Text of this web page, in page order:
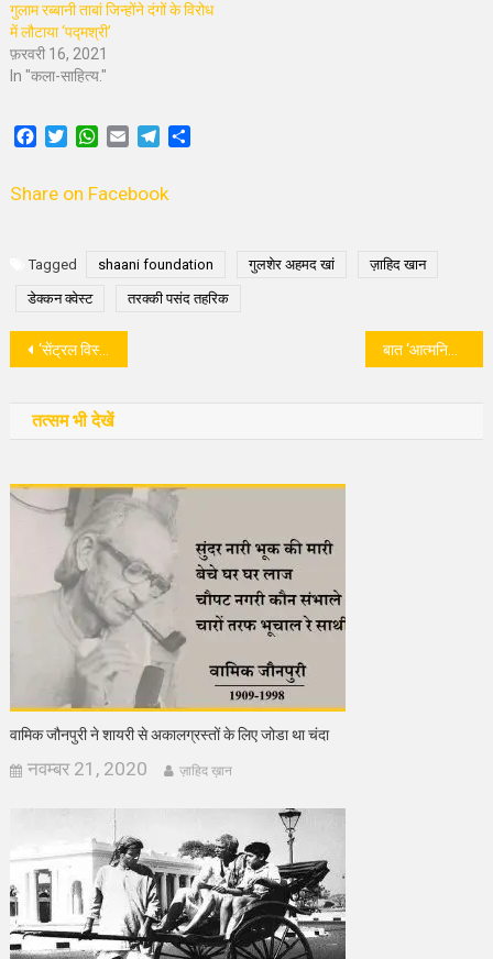
गुलाम रब्बानी ताबां जिन्होंने दंगों के विरोध
में लौटाया ‘पद्मश्री’
फ़रवरी 16, 2021
In "कला-साहित्य."
Facebook
TwitterWhatsApp
Email Telegram
Share on Facebook
Tagged shaani foundation गुलशेर अहमद खां ज़ाहिद खान
डेक्कन क्वेस्ट तरक्की पसंद तहरिक
पोस्ट
‘सेंट्रल विस्टा’ संसदीय इतिहास को मिटाने का प्रयास बात ‘आत्मनिर्भर भारत’ या चुनिंदा ‘पूंजीपति निर्भर’ भारत की?
तत्सम भी देखें
वामिक जौनपुरी ने शायरी से अकालग्रस्तों के लिए जोडा था चंदा
नवम्बर 21, 2020 ज़ाहिद ख़ान